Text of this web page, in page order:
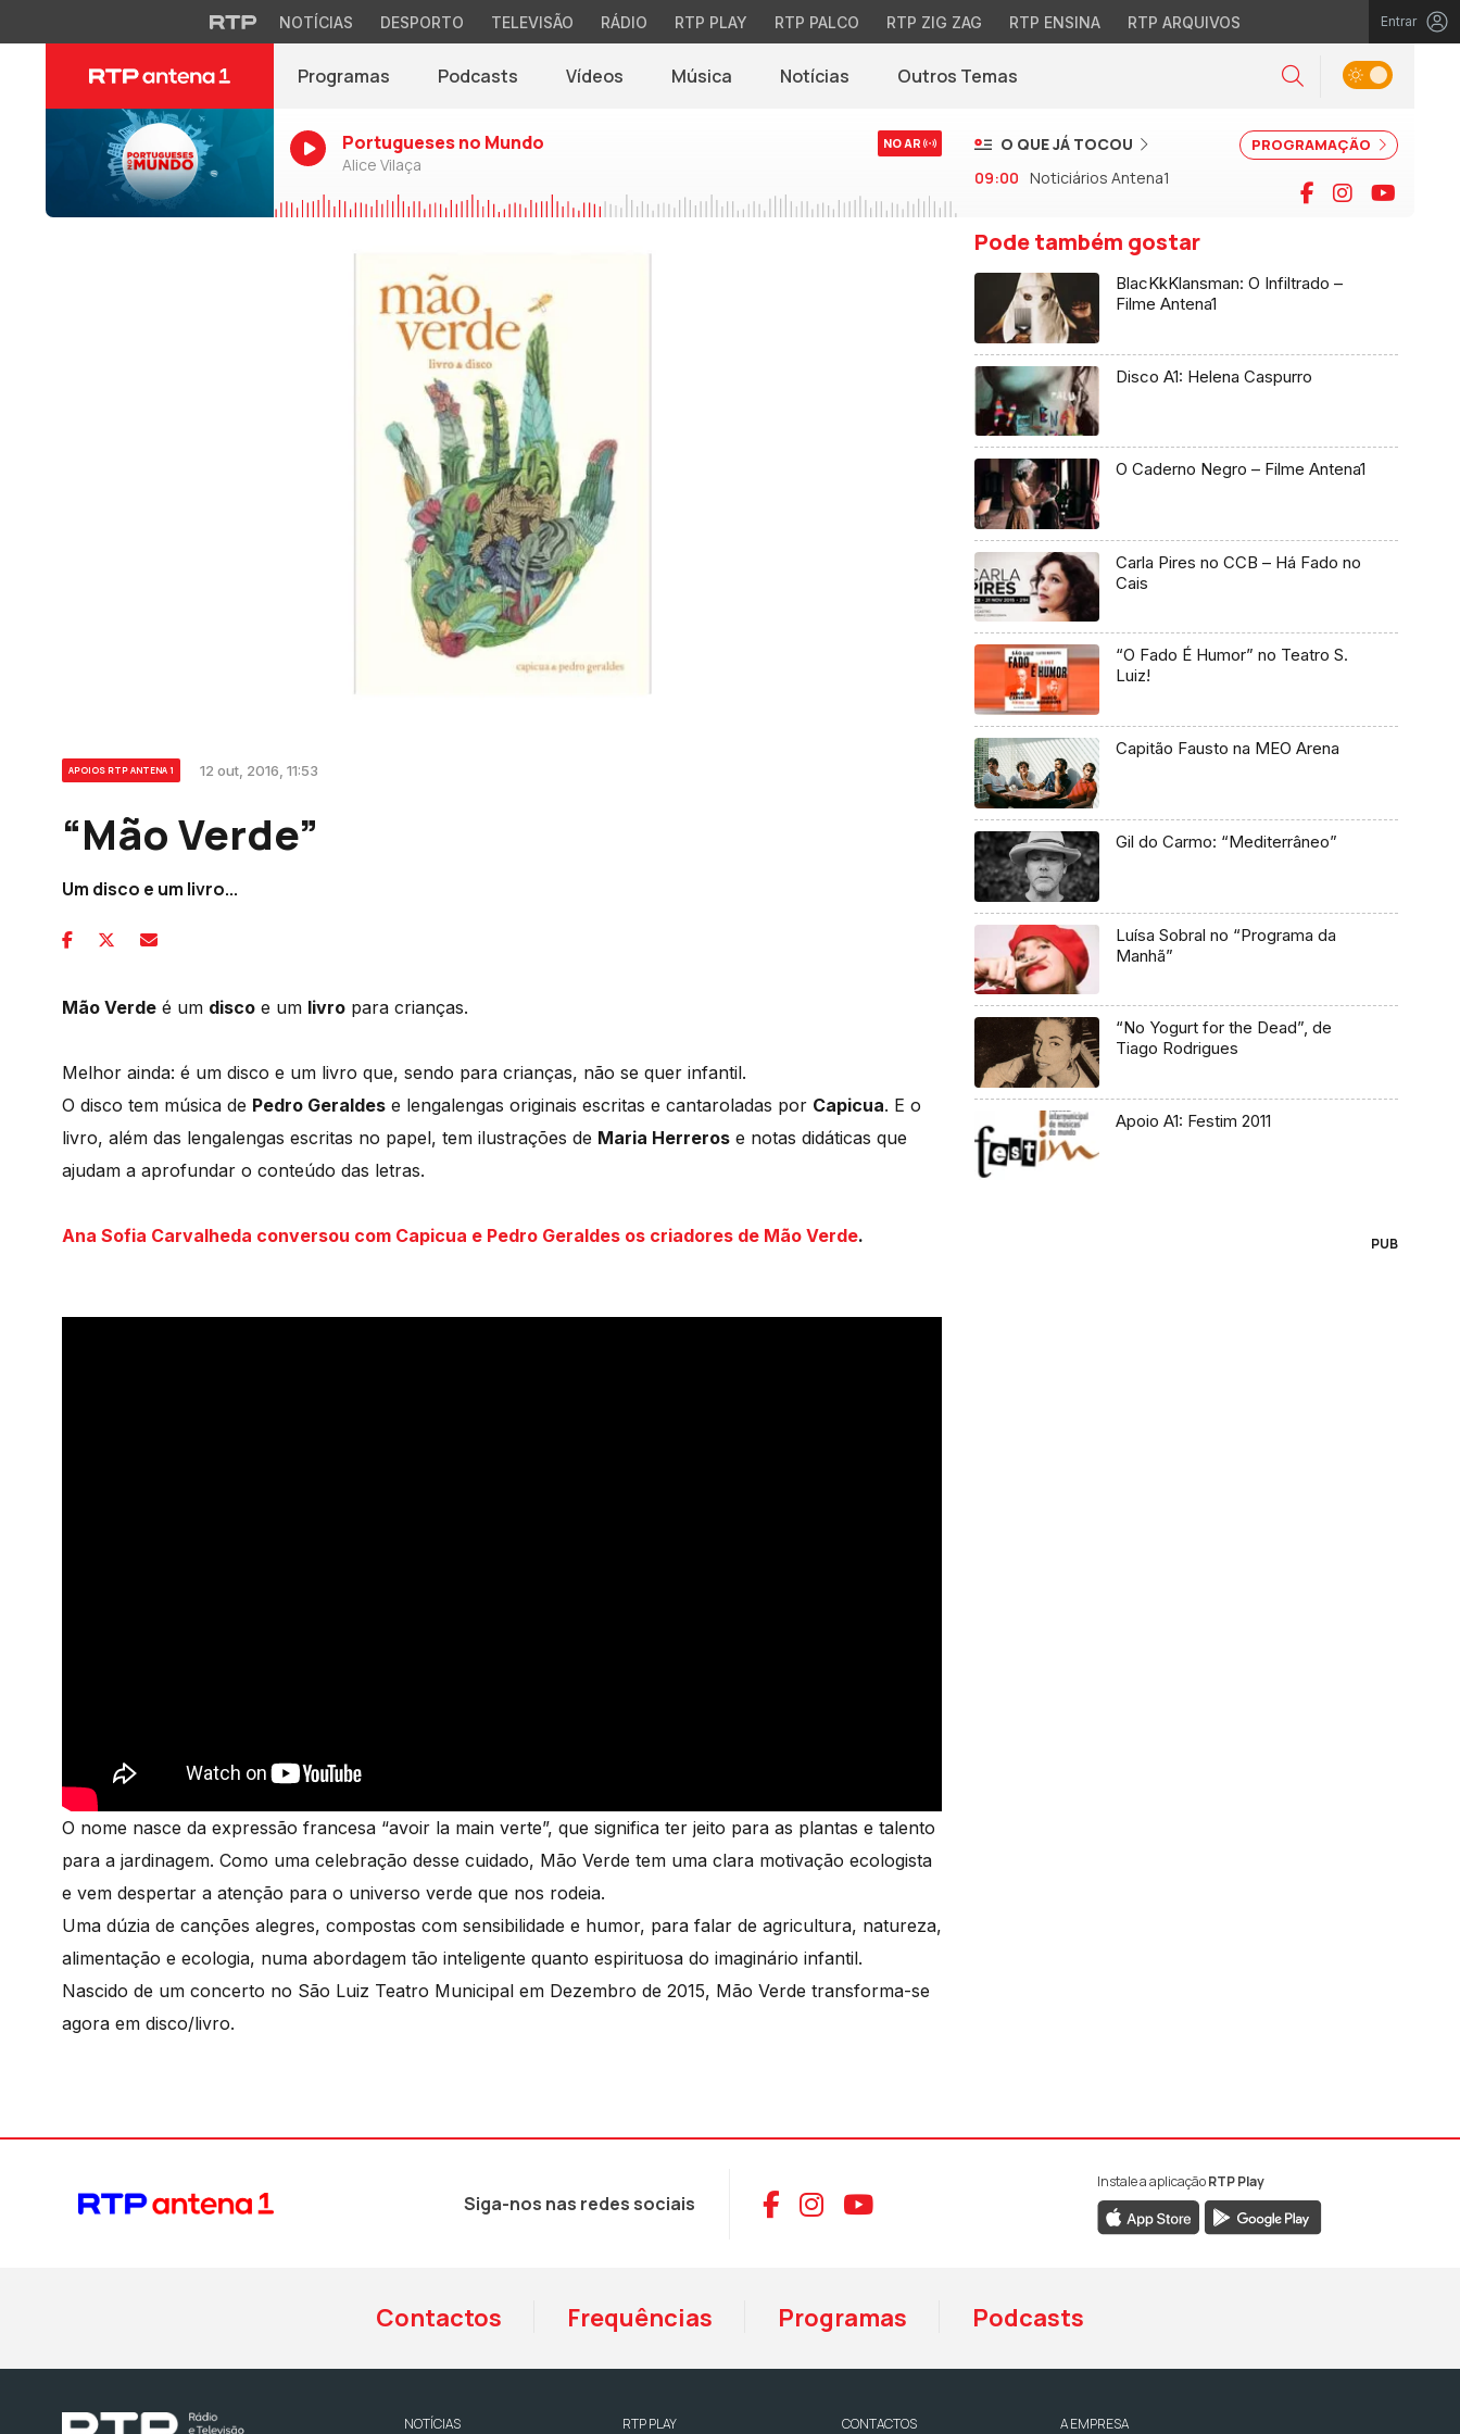
NOTÍCIAS DESPORTO TELEVISÃO RÁDIO RTP PLAY RTP PALCO RTP ZIG ZAG RTP ENSINA RTP ARQUIVOS Entrar
Programas Podcasts Vídeos Música Notícias(abre em nova janela)
Outros Temas Pesquisar
Alternar tema
Portugueses no Mundo
Alice Vilaça
NO AR PROGRAMAÇÃO
O QUE JÁ TOCOU
09:00 Noticiários Antena1 Facebook
Instagram
APOIOS RTP ANTENA 1 12 out, 2016, 11:53
“Mão Verde”
Um disco e um livro...
Mão Verde é um disco e um livro para crianças.
Melhor ainda: é um disco e um livro que, sendo para crianças, não se quer infantil.
O disco tem música de Pedro Geraldes e lengalengas originais escritas e cantaroladas por Capicua. E o
livro, além das lengalengas escritas no papel, tem ilustrações de Maria Herreros e notas didáticas que
ajudam a aprofundar o conteúdo das letras.
Ana Sofia Carvalheda conversou com Capicua e Pedro Geraldes os criadores de Mão Verde.
O nome nasce da expressão francesa “avoir la main verte”, que significa ter jeito para as plantas e talento
para a jardinagem. Como uma celebração desse cuidado, Mão Verde tem uma clara motivação ecologista
e vem despertar a atenção para o universo verde que nos rodeia.
Uma dúzia de canções alegres, compostas com sensibilidade e humor, para falar de agricultura, natureza,
alimentação e ecologia, numa abordagem tão inteligente quanto espirituosa do imaginário infantil.
Nascido de um concerto no São Luiz Teatro Municipal em Dezembro de 2015, Mão Verde transforma-se
agora em disco/livro.
Pode também gostar
BlacKkKlansman: O Infiltrado –
Filme Antena1
Disco A1: Helena Caspurro
O Caderno Negro – Filme Antena1
Carla Pires no CCB – Há Fado no
Cais
“O Fado É Humor” no Teatro S.
Luiz!
Capitão Fausto na MEO Arena
Gil do Carmo: “Mediterrâneo”
Luísa Sobral no “Programa da
Manhã”
“No Yogurt for the Dead”, de
Tiago Rodrigues
Apoio A1: Festim 2011
PUB
Siga-nos nas redes sociais Aceder ao Facebook da RTP Antena 1
Aceder ao Instagram da RTP Antena 1
Aceder ao YouTube da RTP Antena 1
Instale a aplicaçãoRTP Play
Contactos Frequências Programas Podcasts
NOTÍCIAS RTP PLAY CONTACTOS A EMPRESA